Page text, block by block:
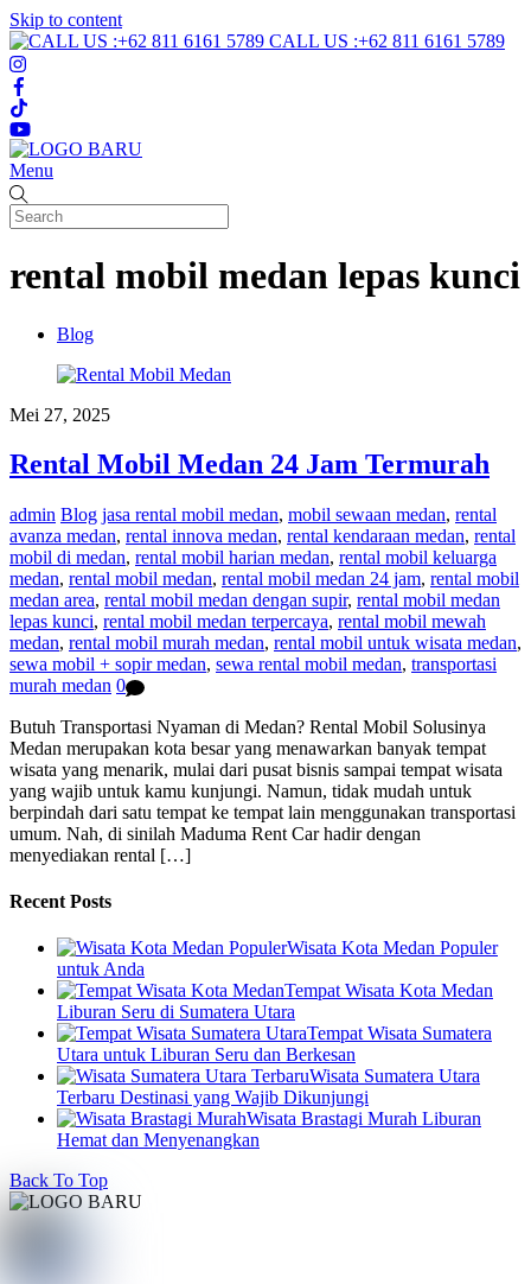
Skip to content
CALL US :+62 811 6161 5789
Menu
rental mobil medan lepas kunci
Blog
Mei 27, 2025
Rental Mobil Medan 24 Jam Termurah
admin Blog jasa rental mobil medan, mobil sewaan medan, rental
avanza medan, rental innova medan, rental kendaraan medan, rental
mobil di medan, rental mobil harian medan, rental mobil keluarga
medan, rental mobil medan, rental mobil medan 24 jam, rental mobil
medan area, rental mobil medan dengan supir, rental mobil medan
lepas kunci, rental mobil medan terpercaya, rental mobil mewah
medan, rental mobil murah medan, rental mobil untuk wisata medan,
sewa mobil + sopir medan, sewa rental mobil medan, transportasi
murah medan 0
Butuh Transportasi Nyaman di Medan? Rental Mobil Solusinya
Medan merupakan kota besar yang menawarkan banyak tempat
wisata yang menarik, mulai dari pusat bisnis sampai tempat wisata
yang wajib untuk kamu kunjungi. Namun, tidak mudah untuk
berpindah dari satu tempat ke tempat lain menggunakan transportasi
umum. Nah, di sinilah Maduma Rent Car hadir dengan
menyediakan rental […]
Recent Posts
Wisata Kota Medan Populer
untuk Anda
Tempat Wisata Kota Medan
Liburan Seru di Sumatera Utara
Tempat Wisata Sumatera
Utara untuk Liburan Seru dan Berkesan
Wisata Sumatera Utara
Terbaru Destinasi yang Wajib Dikunjungi
Wisata Brastagi Murah Liburan
Hemat dan Menyenangkan
Back To Top